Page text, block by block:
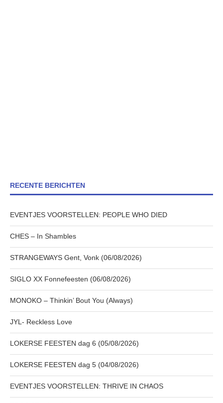
RECENTE BERICHTEN
EVENTJES VOORSTELLEN: PEOPLE WHO DIED
CHES – In Shambles
STRANGEWAYS Gent, Vonk (06/08/2026)
SIGLO XX Fonnefeesten (06/08/2026)
MONOKO – Thinkin’ Bout You (Always)
JYL- Reckless Love
LOKERSE FEESTEN dag 6 (05/08/2026)
LOKERSE FEESTEN dag 5 (04/08/2026)
EVENTJES VOORSTELLEN: THRIVE IN CHAOS